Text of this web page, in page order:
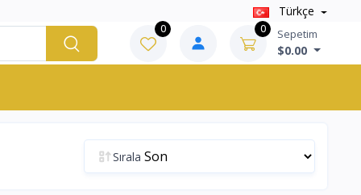
Türkçe
0 0 Sepetim
$0.00
Sırala